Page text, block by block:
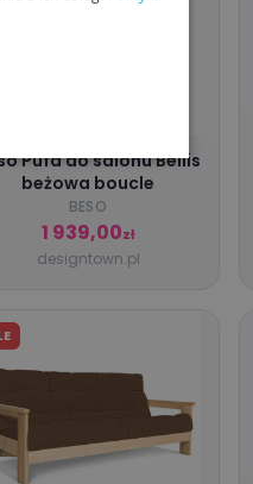
Pufa do salonu Bellis
beżowa boucle
BESO
1 939,00zł
designtown.pl